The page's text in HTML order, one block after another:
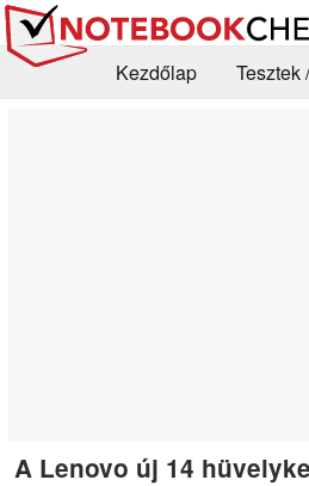
Kezdőlap
Tesztek
A Lenovo új 14